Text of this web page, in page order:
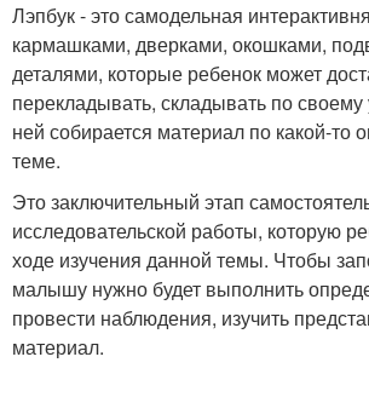
Лэпбук - это самодельная
кармашками, дверками, окошками,
деталями, которые ребенок может
перекладывать, складывать по
ней собирается материал по какой-то
теме.
Это заключительный этап
исследовательской работы, которую
ходе изучения данной темы. Чтобы
малышу нужно будет выполнить
провести наблюдения, изучить
материал.